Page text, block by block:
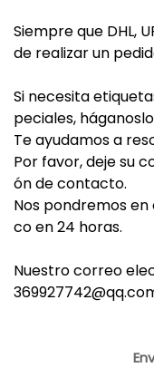
Siempre que DHL,
de realizar un
Si necesita
peciales,
Te ayudamos a
Por favor, deje su
ón de contacto.
Nos pondremos
co en 24 horas.
Nuestro correo